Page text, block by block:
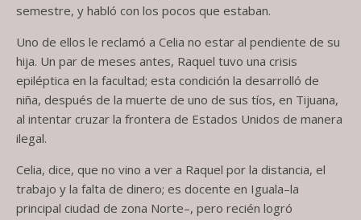
semestre, y habló con los pocos que estaban.
Uno de ellos le reclamó a Celia no estar al pendiente de su
hija. Un par de meses antes, Raquel tuvo una crisis
epiléptica en la facultad; esta condición la desarrolló de
niña, después de la muerte de uno de sus tíos, en Tijuana,
al intentar cruzar la frontera de Estados Unidos de manera
ilegal.
Celia, dice, que no vino a ver a Raquel por la distancia, el
trabajo y la falta de dinero; es docente en Iguala–la
principal ciudad de zona Norte–, pero recién logró